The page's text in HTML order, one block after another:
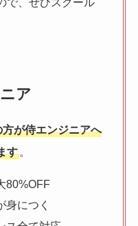
ア
が侍エンジニアへ
す。
80%OFF
身につく